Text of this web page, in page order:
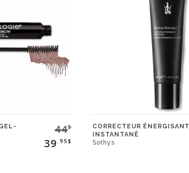
44$
39.95$
CORRECTEUR ÉNERGISANT
INSTANTANÉ
Sothys